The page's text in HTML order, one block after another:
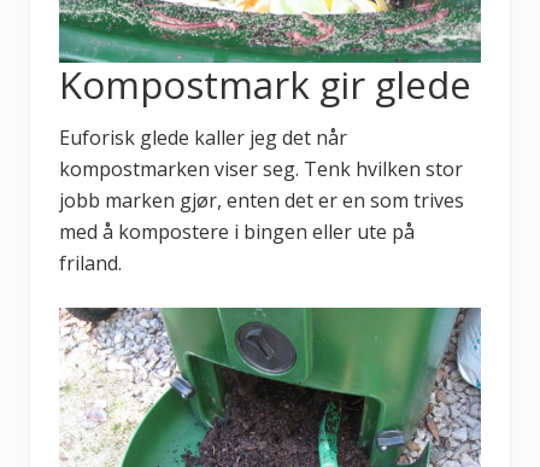
Kompostmark gir glede
Euforisk glede kaller jeg det når
kompostmarken viser seg. Tenk hvilken stor
jobb marken gjør, enten det er en som trives
med å kompostere i bingen eller ute på
friland.